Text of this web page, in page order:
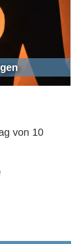
von 10